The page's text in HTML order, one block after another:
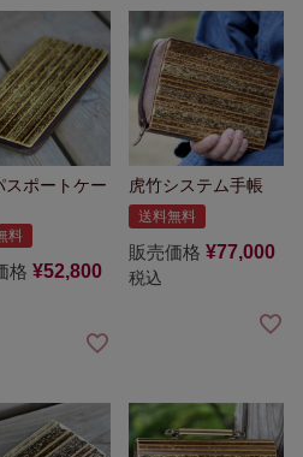
スポートケー
料
格 ¥52,800
虎竹システム手帳
送料無料
販売価格 ¥77,000
税込